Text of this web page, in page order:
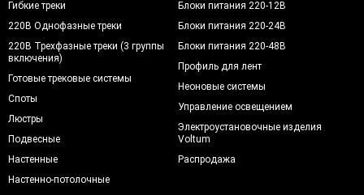
Гибкие треки
220В Однофазные треки
220В Трехфазные треки (3 группы
включения)
Готовые трековые системы
Споты
Люстры
Подвесные
Настенные
Настенно-потолочные
Блоки питания 220-12В
Блоки питания 220-24В
Блоки питания 220-48В
Профиль для лент
Неоновые системы
Управление освещением
Электроустановочные изделия
Voltum
Распродажа